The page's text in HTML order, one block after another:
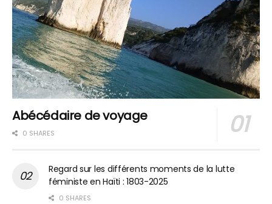
Abécédaire de voyage
0 SHARES
Regard sur les différents moments de la lutte
féministe en Haïti : 1803-2025
0 SHARES